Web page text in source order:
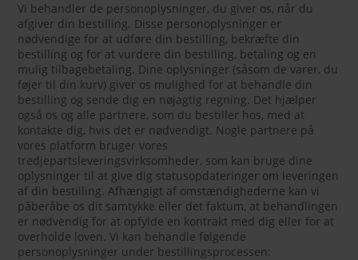
Vi behandler de personoplysninger, du giver os, når du
afgiver din bestilling. Disse personoplysninger er
nødvendige for at udføre din bestilling, bekræfte din
bestilling og for at vurdere din bestilling, betaling og en
mulig tilbagebetaling. Dine oplysninger (såsom de varer, du
føjer til din kurv) giver os mulighed for at behandle din
bestilling og sende dig en nøjagtig regning. Det hjælper
også os og alle partnere, som du bestiller hos, med at
kontakte dig, hvis det er nødvendigt. Nogle partnere på
vores platform bruger vores
tredjepartsleveringsvirksomheder, som kan bruge dine
oplysninger til at give dig statusopdateringer om leveringen
af din bestilling. Afhængigt af omstændighederne kan vi
påberåbe os dit samtykke eller det faktum, at behandlingen
er nødvendig for at opfylde en kontrakt med dig eller for at
overholde loven. Vi kan behandle følgende
personoplysninger under bestillingsprocessen: